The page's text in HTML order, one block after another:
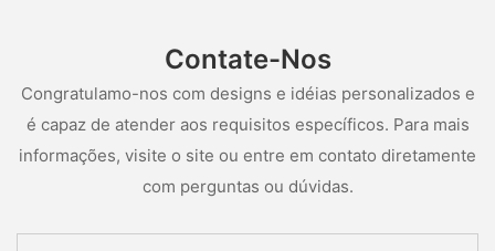
Contate-Nos
Congratulamo-nos com designs e idéias personalizados e
é capaz de atender aos requisitos específicos. Para mais
informações, visite o site ou entre em contato diretamente
com perguntas ou dúvidas.